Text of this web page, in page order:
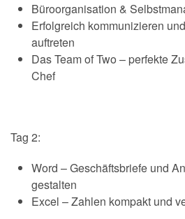
Büroorganisation &
Erfolgreich kommunizieren
auftreten
Das Team of Two – perfekte
Chef
Tag 2:
Word – Geschäftsbriefe und
gestalten
Excel – Zahlen kompakt und